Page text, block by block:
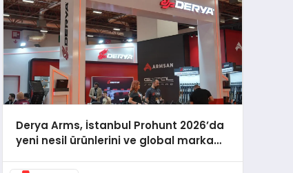
Derya Arms, İstanbul Prohunt 2026’da
yeni nesil ürünlerini ve global marka